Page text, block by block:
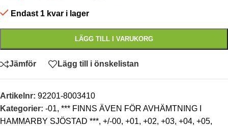
Endast 1 kvar i lager
LÄGG TILL I VARUKORG
Jämför Lägg till i önskelistan
Artikelnr: 92201-8003410
Kategorier: -01, *** FINNS ÄVEN FÖR AVHÄMTNING I
HAMMARBY SJÖSTAD ***, +/-00, +01, +02, +03, +04, +05,